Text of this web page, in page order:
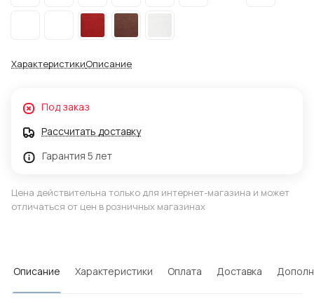
ХарактеристикиОписание
Под заказ
Рассчитать доставку
Гарантия 5 лет
Цена действительна только для интернет-магазина и может
отличаться от цен в розничных магазинах
Описание Характеристики Оплата Доставка